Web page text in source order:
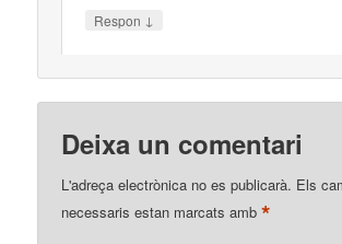
Respon ↓
Deixa un comentari
L'adreça electrònica no es publicarà. Els
necessaris estan marcats amb*